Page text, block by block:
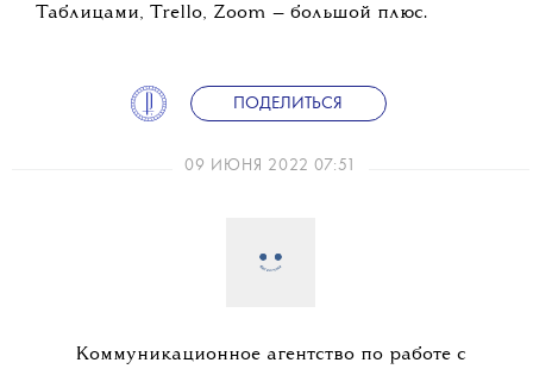
Таблицами, Trello, Zoom — большой плюс.
ПОДЕЛИТЬСЯ
09 ИЮНЯ 2022 07:51
Коммуникационное агентство по работе с